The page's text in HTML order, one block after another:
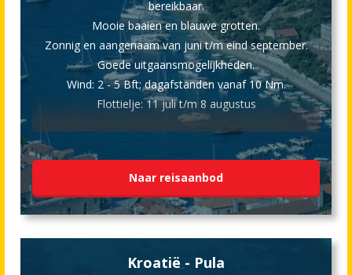
bereikbaar.
Mooie baaien en blauwe grotten.
Zonnig en aangenaam van juni t/m eind september.
Goede uitgaansmogelijkheden.
Wind: 2 - 5 Bft; dagafstanden vanaf 10 Nm.
Flottielje: 11 juli t/m 8 augustus
Naar reisaanbod
Kroatië - Pula